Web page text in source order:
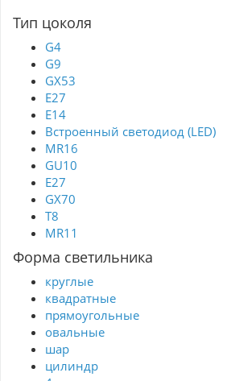
Тип цоколя
G4
G9
GX53
Е27
E14
Встроенный светодиод (LED)
MR16
GU10
E27
GX70
T8
MR11
Форма светильника
круглые
квадратные
прямоугольные
овальные
шар
цилиндр